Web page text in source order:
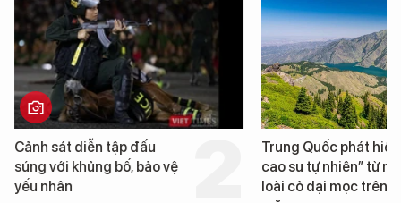
Cảnh sát diễn tập đấu
súng với khủng bố, bảo vệ
yếu nhân
Trung Quốc phát hiện
cao su tự nhiên” từ
loài cỏ dại mọc trên